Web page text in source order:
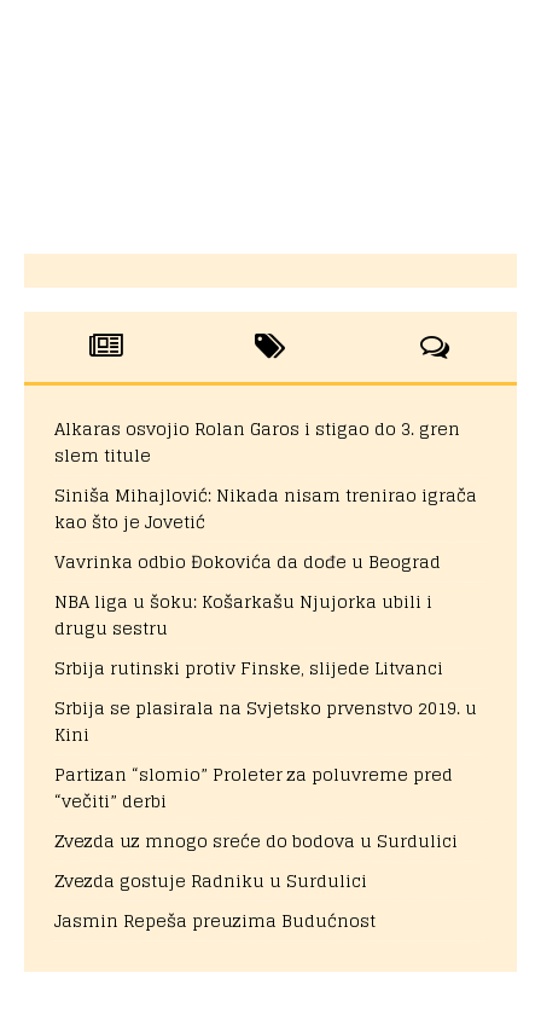
Alkaras osvojio Rolan Garos i stigao do 3. gren
slem titule
Siniša Mihajlović: Nikada nisam trenirao igrača
kao što je Jovetić
Vavrinka odbio Đokovića da dođe u Beograd
NBA liga u šoku: Košarkašu Njujorka ubili i
drugu sestru
Srbija rutinski protiv Finske, slijede Litvanci
Srbija se plasirala na Svjetsko prvenstvo 2019. u
Kini
Partizan “slomio” Proleter za poluvreme pred
“večiti” derbi
Zvezda uz mnogo sreće do bodova u Surdulici
Zvezda gostuje Radniku u Surdulici
Jasmin Repeša preuzima Budućnost